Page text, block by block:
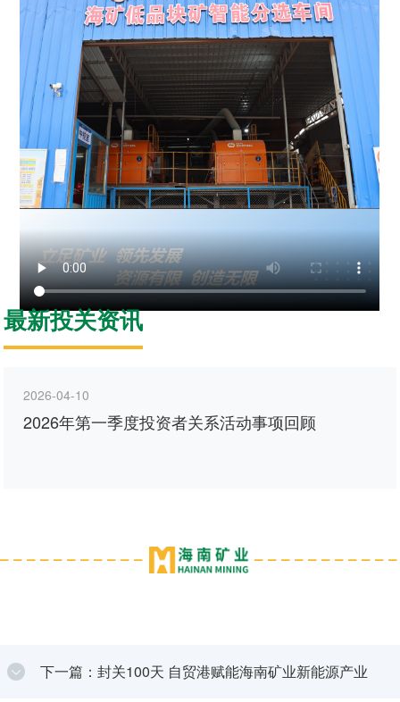
最新投关资讯
2026-04-10
2026年第一季度投资者关系活动事项回顾
下一篇：封关100天 自贸港赋能海南矿业新能源产业